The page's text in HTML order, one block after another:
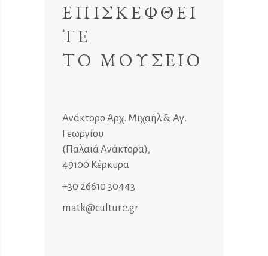
ΕΠΙΣΚΕΦΘΕΙ
ΤΕ
ΤΟ ΜΟΥΣΕΙΟ
Ανάκτορο Αρχ. Μιχαήλ & Αγ.
Γεωργίου
(Παλαιά Ανάκτορα),
49100 Κέρκυρα
+30 26610 30443
matk@culture.gr